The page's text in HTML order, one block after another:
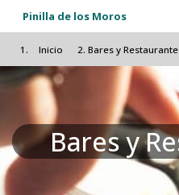
Pasar al
Pinilla de los Moros
Inicio Bares y
Bares y